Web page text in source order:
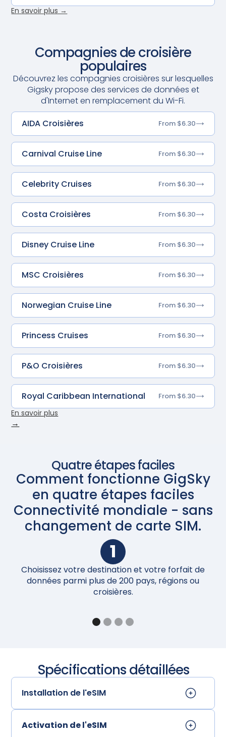
En savoir plus →
Compagnies de croisière
populaires
Découvrez les compagnies croisières sur lesquelles
Gigsky propose des services de données et
d'Internet en remplacement du Wi-Fi.
AIDA Croisières
From $6.30
Carnival Cruise Line From $6.30
Celebrity Cruises From $6.30
Costa Croisières From $6.30
Disney Cruise Line From $6.30
MSC Croisières From $6.30
Norwegian Cruise Line From $6.30
Princess Cruises From $6.30
P&O Croisières From $6.30
Royal Caribbean International From $6.30
En savoir plus
→
Quatre étapes faciles
Comment fonctionne GigSky
en quatre étapes faciles
Connectivité mondiale - sans
changement de carte SIM.
1
Choisissez votre destination et votre forfait de
données parmi plus de 200 pays, régions ou
croisières.
Spécifications détaillées
Installation de l'eSIM
Activation de l'eSIM